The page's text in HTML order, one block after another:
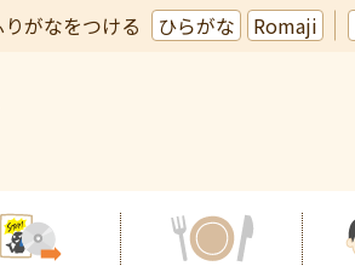
がなをつける ひらがな Romaji